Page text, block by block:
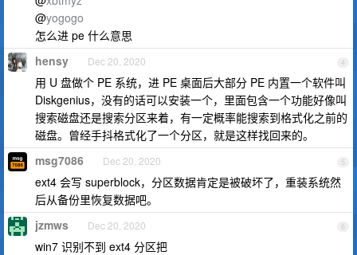
@yogogo
怎么进 pe 什么意思
4
hensy Dec 20, 2020
用 U 盘做个 PE 系统，进 PE 桌面后大部分 PE 内置一个软件叫
Diskgenius，没有的话可以安装一个，里面包含一个功能好像叫
搜索磁盘还是搜索分区来着，有一定概率能搜索到格式化之前的
磁盘。曾经手抖格式化了一个分区，就是这样找回来的。
5
msg7086 Dec 20, 2020
ext4 会写 superblock，分区数据肯定是被破坏了，重装系统然
后从备份里恢复数据吧。
6
jzmws Dec 20, 2020
win7 识别不到 ext4 分区把